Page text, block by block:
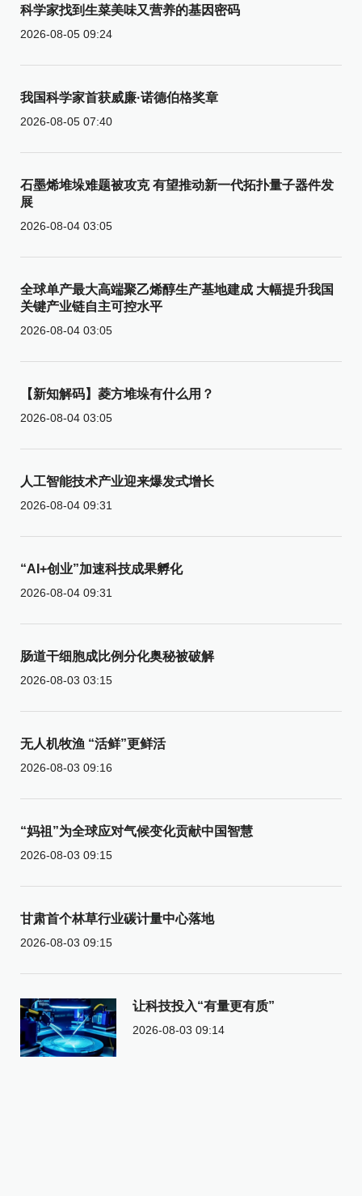
科学家找到生菜美味又营养的基因密码
2026-08-05 09:24
我国科学家首获威廉·诺德伯格奖章
2026-08-05 07:40
石墨烯堆垛难题被攻克 有望推动新一代拓扑量子器件发
展
2026-08-04 03:05
全球单产最大高端聚乙烯醇生产基地建成 大幅提升我国
关键产业链自主可控水平
2026-08-04 03:05
【新知解码】菱方堆垛有什么用？
2026-08-04 03:05
人工智能技术产业迎来爆发式增长
2026-08-04 09:31
“AI+创业”加速科技成果孵化
2026-08-04 09:31
肠道干细胞成比例分化奥秘被破解
2026-08-03 03:15
无人机牧渔 “活鲜”更鲜活
2026-08-03 09:16
“妈祖”为全球应对气候变化贡献中国智慧
2026-08-03 09:15
甘肃首个林草行业碳计量中心落地
2026-08-03 09:15
让科技投入“有量更有质”
2026-08-03 09:14